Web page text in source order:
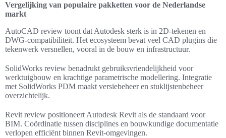
Vergelijking van populaire pakketten voor de Nederlandse
markt
AutoCAD review toont dat Autodesk sterk is in 2D-tekenen en
DWG-compatibiliteit. Het ecosysteem bevat veel CAD plugins die
tekenwerk versnellen, vooral in de bouw en infrastructuur.
SolidWorks review benadrukt gebruiksvriendelijkheid voor
werktuigbouw en krachtige parametrische modellering. Integratie
met SolidWorks PDM maakt versiebeheer en stuklijstenbeheer
overzichtelijk.
Revit review positioneert Autodesk Revit als de standaard voor
BIM. Coördinatie tussen disciplines en bouwkundige documentatie
verlopen efficiënt binnen Revit-omgevingen.